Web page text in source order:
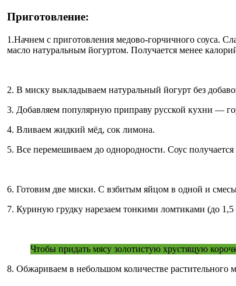
Приготовление:
1.Начнем с приготовления медово-горчичного соуса.
масло натуральным йогуртом. Получается менее
2. В миску выкладываем натуральный йогурт без
3. Добавляем популярную приправу русской кухни —
4. Вливаем жидкий мёд, сок лимона.
5. Все перемешиваем до однородности. Соус получается
6. Готовим две миски. С взбитым яйцом в одной и
7. Куриную грудку нарезаем тонкими ломтиками (до 1,5
Чтобы придать мясу золотистую хрустящую
8. Обжариваем в небольшом количестве растительного